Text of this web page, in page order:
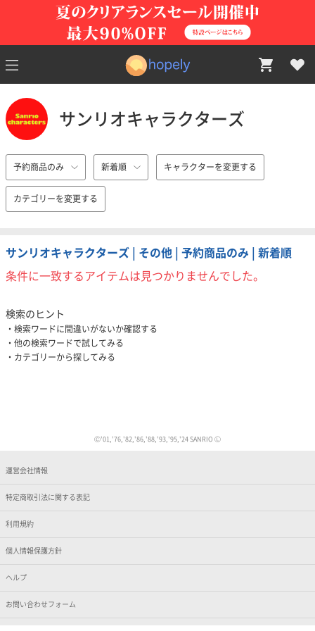
サンリオキャラクターズ
予約商品のみ 新着順 キャラクターを変更する
カテゴリーを変更する
サンリオキャラクターズ | その他 | 予約商品のみ | 新着順
条件に一致するアイテムは見つかりませんでした。
検索のヒント
検索ワードに間違いがないか確認する
他の検索ワードで試してみる
カテゴリーから探してみる
Ⓒ'01,'76,'82,'86,'88,'93,'95,'24 SANRIO Ⓛ
運営会社情報
特定商取引法に関する表記
利用規約
個人情報保護方針
ヘルプ
お問い合わせフォーム